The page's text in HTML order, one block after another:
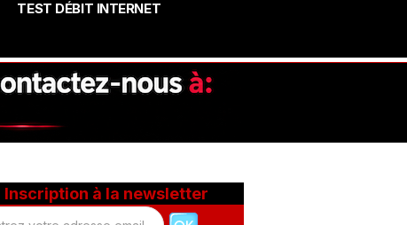
TEST DÉBIT INTERNET
Inscription à la newsletter